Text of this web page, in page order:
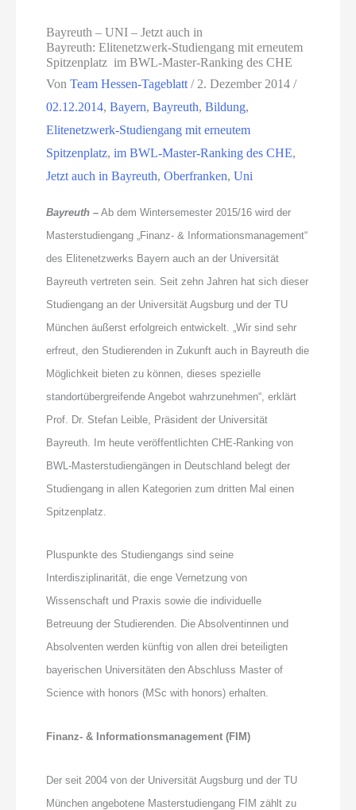
Bayreuth – UNI – Jetzt auch in
Bayreuth: Elitenetzwerk-Studiengang mit erneutem
Spitzenplatz im BWL-Master-Ranking des CHE
VonTeam Hessen-Tageblatt/ 2. Dezember 2014/
02.12.2014,Bayern,Bayreuth,Bildung,
Elitenetzwerk-Studiengang mit erneutem
Spitzenplatz,im BWL-Master-Ranking des CHE,
Jetzt auch in Bayreuth,Oberfranken,Uni
Bayreuth – Ab dem Wintersemester 2015/16 wird der
Masterstudiengang „Finanz- & Informationsmanagement“
des Elitenetzwerks Bayern auch an der Universität
Bayreuth vertreten sein. Seit zehn Jahren hat sich dieser
Studiengang an der Universität Augsburg und der TU
München äußerst erfolgreich entwickelt. „Wir sind sehr
erfreut, den Studierenden in Zukunft auch in Bayreuth die
Möglichkeit bieten zu können, dieses spezielle
standortübergreifende Angebot wahrzunehmen“, erklärt
Prof. Dr. Stefan Leible, Präsident der Universität
Bayreuth. Im heute veröffentlichten CHE-Ranking von
BWL-Masterstudiengängen in Deutschland belegt der
Studiengang in allen Kategorien zum dritten Mal einen
Spitzenplatz.
Pluspunkte des Studiengangs sind seine
Interdisziplinarität, die enge Vernetzung von
Wissenschaft und Praxis sowie die individuelle
Betreuung der Studierenden. Die Absolventinnen und
Absolventen werden künftig von allen drei beteiligten
bayerischen Universitäten den Abschluss Master of
Science with honors (MSc with honors) erhalten.
Finanz- & Informationsmanagement (FIM)
Der seit 2004 von der Universität Augsburg und der TU
München angebotene Masterstudiengang FIM zählt zu